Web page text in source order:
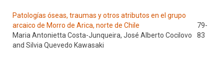
Patologías óseas, traumas y otros atributos en el grupo
arcaico de Morro de Arica, norte de Chile
79-
83
Maria Antonietta Costa-Junqueira, José Alberto Cocilovo
and Silvia Quevedo Kawasaki